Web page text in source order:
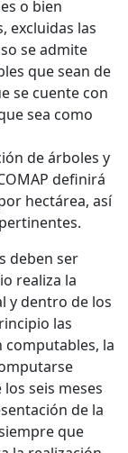
o bien
excluidas las
se admite
que sean de
se cuente con
sea como
de árboles y
definirá
hectárea, así
deben ser
realiza la
y dentro de los
las
computables, la
seis meses
de la
que